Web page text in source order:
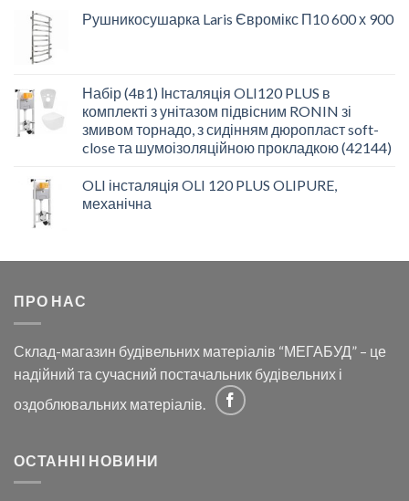
Рушникосушарка Laris Євромікс П10 600 х 900
Набір (4в1) Інсталяція OLI120 PLUS в
комплекті з унітазом підвісним RONIN зі
змивом торнадо, з сидінням дюропласт soft-
close та шумоізоляційною прокладкою (42144)
OLI інсталяція OLI 120 PLUS OLIPURE,
механічна
ПРО НАС
Склад-магазин будівельних матеріалів “МЕГАБУД” – це
надійний та сучасний постачальник будівельних і
оздоблювальних матеріалів.
ОСТАННІ НОВИНИ